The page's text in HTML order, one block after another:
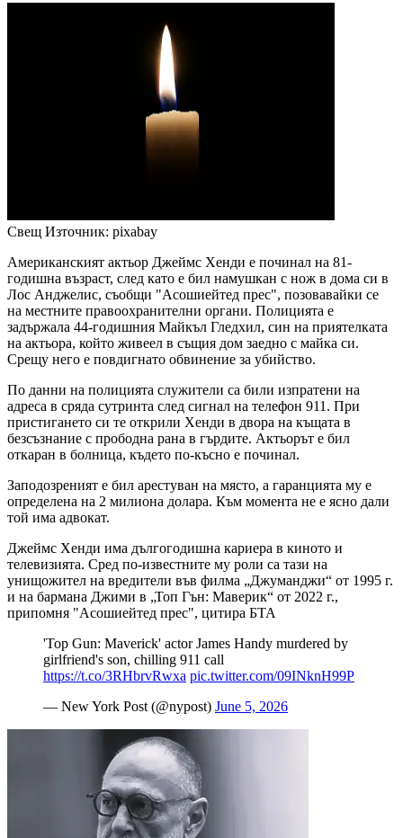
Свещ Източник: pixabay
Американският актьор Джеймс Хенди е починал на 81-
годишна възраст, след като е бил намушкан с нож в дома си в
Лос Анджелис, съобщи "Асошиейтед прес", позовавайки се
на местните правоохранителни органи. Полицията е
задържала 44-годишния Майкъл Гледхил, син на приятелката
на актьора, който живеел в същия дом заедно с майка си.
Срещу него е повдигнато обвинение за убийство.
По данни на полицията служители са били изпратени на
адреса в сряда сутринта след сигнал на телефон 911. При
пристигането си те открили Хенди в двора на къщата в
безсъзнание с прободна рана в гърдите. Актьорът е бил
откаран в болница, където по-късно е починал.
Заподозреният е бил арестуван на място, а гаранцията му е
определена на 2 милиона долара. Към момента не е ясно дали
той има адвокат.
Джеймс Хенди има дългогодишна кариера в киното и
телевизията. Сред по-известните му роли са тази на
унищожител на вредители във филма „Джуманджи“ от 1995 г.
и на бармана Джими в „Топ Гън: Маверик“ от 2022 г.,
припомня "Асошиейтед прес", цитира БТА
'Top Gun: Maverick' actor James Handy murdered by
girlfriend's son, chilling 911 call
https://t.co/3RHbrvRwxa pic.twitter.com/09INknH99P
— New York Post (@nypost) June 5, 2026